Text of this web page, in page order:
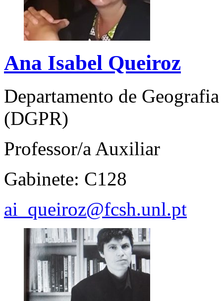
Ana Isabel Queiroz
Departamento de
(DGPR)
Professor/a Auxiliar
Gabinete: C128
ai_queiroz@fcsh.unl.pt